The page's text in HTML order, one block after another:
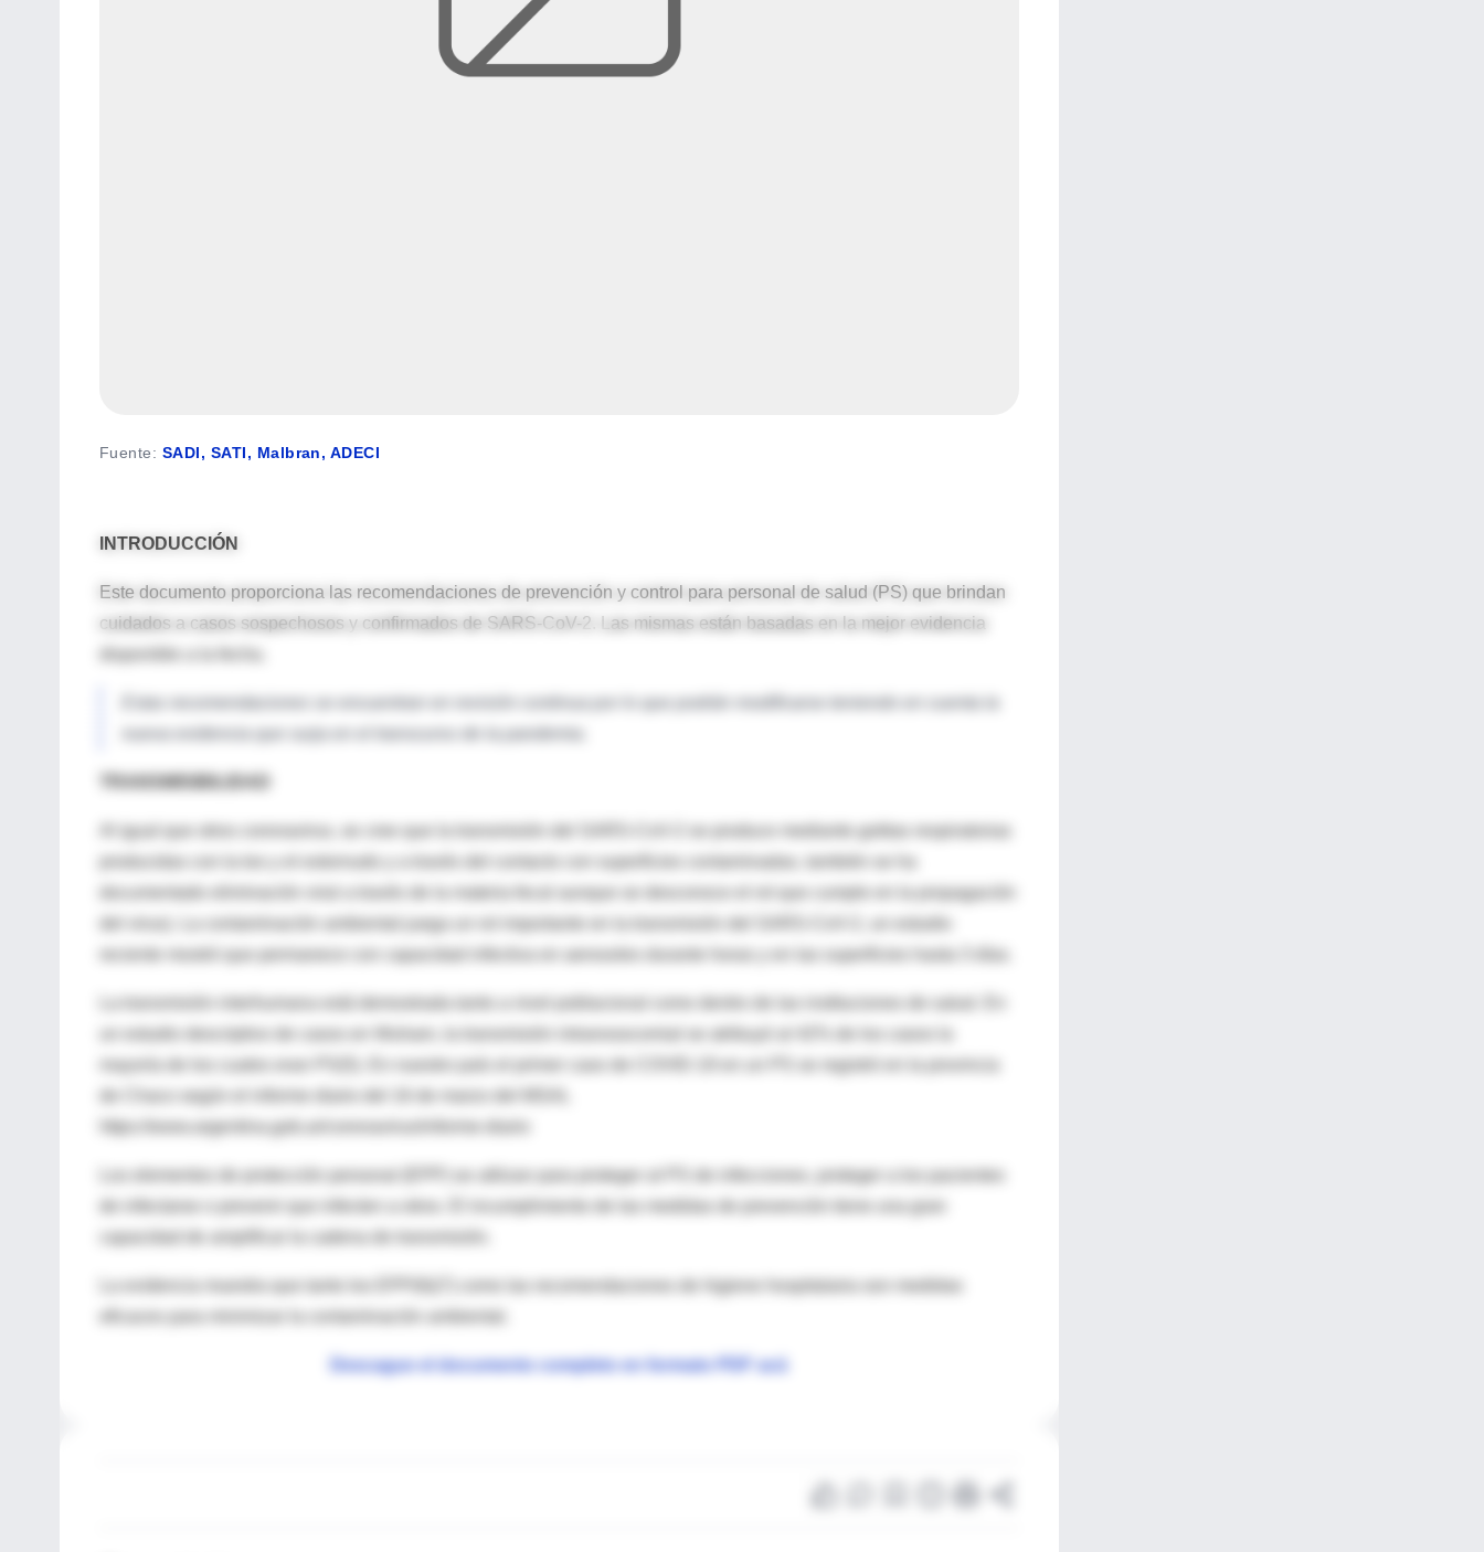
Fuente: SADI, SATI, Malbran, ADECI
INTRODUCCIÓN
Este documento proporciona las recomendaciones de prevención y control para personal de salud (PS) que brindan
cuidados a casos sospechosos y confirmados de SARS-CoV-2. Las mismas están basadas en la mejor evidencia
Al igual que otros coronavirus, se cree que la transmisión del SARS-CoV-2 se produce mediante gotitas respiratorias
producidas con la tos y el estornudo y a través del contacto con superficies contaminadas, también se ha
documentado eliminación viral a través de la materia fecal aunque se desconoce el rol que cumple en la propagación
del virus). La contaminación ambiental juega un rol importante en la transmisión del SARS-CoV-2, un estudio
reciente mostró que permanece con capacidad infectiva en aerosoles durante horas y en las superficies hasta 3 días.
mayoría de los cuales eran PS(5). En nuestro país el primer caso de COVID-19 en un PS se registró en la provincia
de Chaco según el informe diario del 16 de marzo del MSAL
https://www.argentina.gob.ar/coronavirus/informe-diario
Los elementos de protección personal (EPP) se utilizan para proteger al PS de infecciones, proteger a los pacientes
capacidad de amplificar la cadena de transmisión.
La evidencia muestra que tanto los EPP(6)(7) como las recomendaciones de higiene hospitalaria son medidas
Descague el documento completo en formato PDF acá